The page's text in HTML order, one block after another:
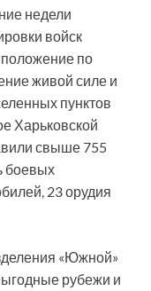
недели
войск
по
живой силе и
пунктов
Харьковской
свыше 755
боевых
23 орудия
«Южной»
рубежи и